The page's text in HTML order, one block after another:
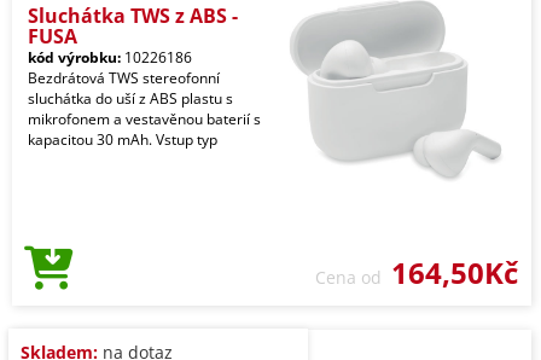
Sluchátka TWS z ABS -
FUSA
kód výrobku: 10226186
Bezdrátová TWS stereofonní
sluchátka do uší z ABS plastu s
mikrofonem a vestavěnou baterií s
kapacitou 30 mAh. Vstup typ
Cena od 164,50Kč
Skladem: na dotaz